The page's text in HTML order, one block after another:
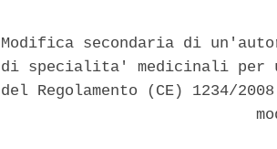
Modifica secondaria di
di specialita' medicinali per
del Regolamento (CE) 1234/